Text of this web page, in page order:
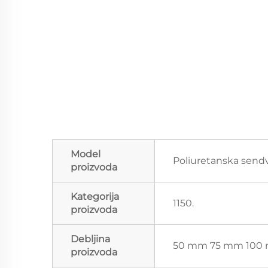
Model
proizvoda
Poliuretanska
Kategorija
proizvoda
1150.
Debljina
proizvoda
50 mm 75 mm 100